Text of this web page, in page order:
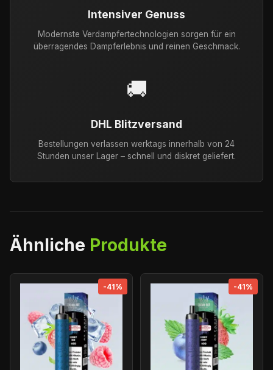
Intensiver Genuss
Modernste Verdampfertechnologien sorgen für ein
überragendes Dampferlebnis und reinen Geschmack.
🚚
DHL Blitzversand
Bestellungen verlassen werktags innerhalb von 24
Stunden unser Lager – schnell und diskret geliefert.
Ähnliche Produkte
-41% -41%